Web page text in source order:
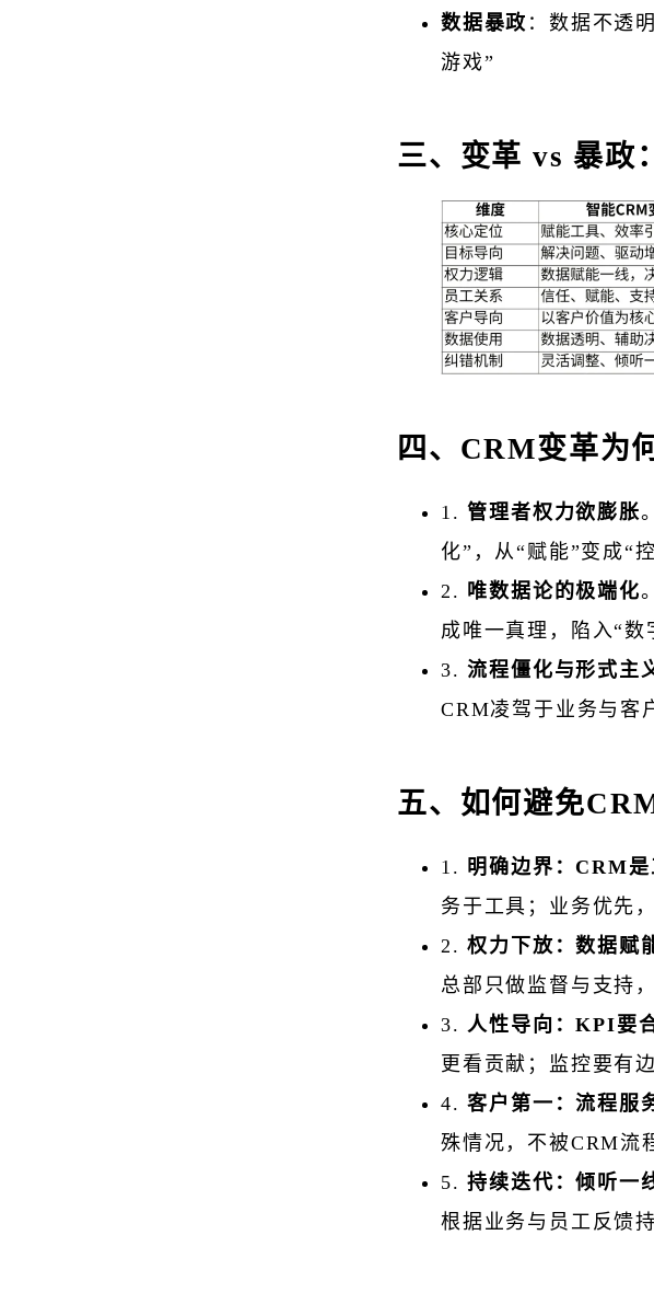
数据暴政 ：数据不透
游戏”
三、变革 vs 暴政
四、CRM变革为
1.管理者权力欲膨胀
化”，从“赋能”变成“控
2. 唯数据论的极端化
成唯一真理，陷入“数
3.流程僵化与形式主
CRM凌驾于业务与客
五、如何避免
1. 明确边界：CRM是
务于工具；业务优先
2. 权力下放：数据赋
总部只做监督与支持
3. 人性导向：KPI要
更看贡献；监控要有
4.客户第一：流程服
殊情况，不被CRM流
5.持续迭代：倾听一
根据业务与员工反馈